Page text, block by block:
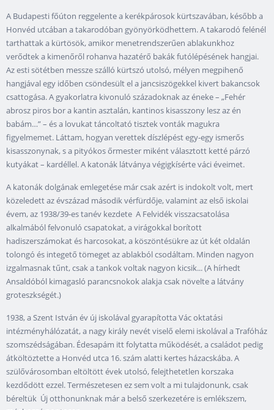
A Budapesti főúton reggelente a kerékpárosok kürtszavában, később a
Honvéd utcában a takarodóban gyönyörködhettem. A takarodó felénél
tarthattak a kürtösök, amikor menetrendszerűen ablakunkhoz
verődtek a kimenőről rohanva hazatérő bakák futólépésének hangjai.
Az esti sötétben messze szálló kürtszó utolsó, mélyen megpihenő
hangjával egy időben csöndesült el a jancsiszögekkel kivert bakancsok
csattogása. A gyakorlatra kivonuló századoknak az éneke – „Fehér
abrosz piros bor a kantin asztalán, kantinos kisasszony lesz az én
babám…” – és a lovukat táncoltató tisztek vonták magukra
figyelmemet. Láttam, hogyan verettek díszlépést egy-egy ismerős
kisasszonynak, s a pityókos őrmester miként választott ketté párzó
kutyákat – kardéllel. A katonák látványa végigkísérte váci éveimet.
A katonák dolgának emlegetése már csak azért is indokolt volt, mert
közeledett az évszázad második vérfürdője, valamint az első iskolai
évem, az 1938/39-es tanév kezdete A Felvidék visszacsatolása
alkalmából felvonuló csapatokat, a virágokkal borított
hadiszerszámokat és harcosokat, a köszöntésükre az út két oldalán
tolongó és integető tömeget az ablakból csodáltam. Minden nagyon
izgalmasnak tűnt, csak a tankok voltak nagyon kicsik... (A hírhedt
Ansaldóból kimagasló parancsnokok alakja csak növelte a látvány
groteszkségét.)
1938, a Szent István év új iskolával gyarapította Vác oktatási
intézményhálózatát, a nagy király nevét viselő elemi iskolával a Trafóház
szomszédságában. Édesapám itt folytatta működését, a családot pedig
átköltöztette a Honvéd utca 16. szám alatti kertes házacskába. A
szülővárosomban eltöltött évek utolsó, felejthetetlen korszaka
kezdődött ezzel. Természetesen ez sem volt a mi tulajdonunk, csak
béreltük Új otthonunknak már a belső szerkezetére is emlékszem,